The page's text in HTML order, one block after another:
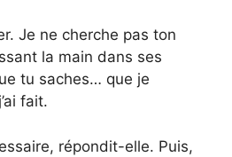
Je ne cherche pas ton
la main dans ses
tu saches… que je
fait.
répondit-elle. Puis,